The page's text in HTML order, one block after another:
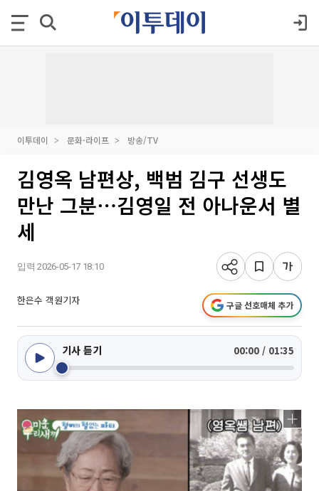
이투데이 문화·라이프 방송/TV
김영옥 남편상, 백범 김구 선생도
만난 그분⋯김영일 전 아나운서 별
세
입력 2026-05-17 18:10
한은수 객원기자 구글 선호매체 추가
기사 듣기 00:00 / 01:35